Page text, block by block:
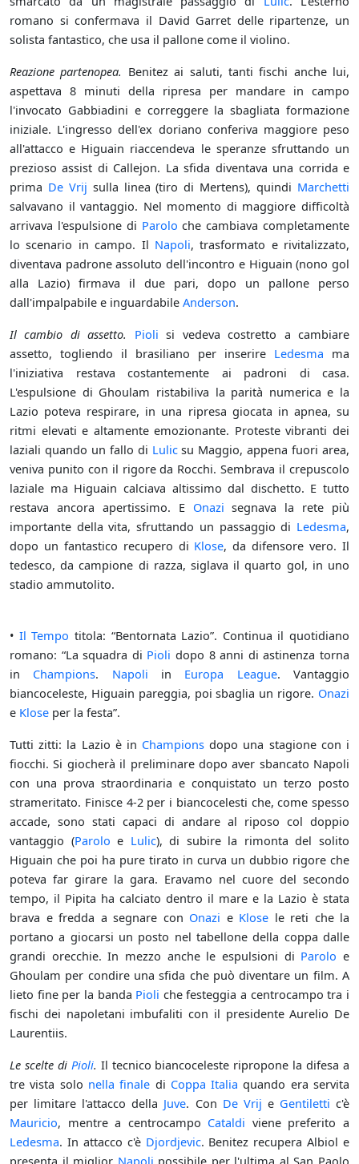
romano si confermava il David Garret delle ripartenze, un
solista fantastico, che usa il pallone come il violino.
Reazione partenopea. Benitez ai saluti, tanti fischi anche lui,
aspettava 8 minuti della ripresa per mandare in campo
l'invocato Gabbiadini e correggere la sbagliata formazione
iniziale. L'ingresso dell'ex doriano conferiva maggiore peso
all'attacco e Higuain riaccendeva le speranze sfruttando un
prezioso assist di Callejon. La sfida diventava una corrida e
prima De Vrij sulla linea (tiro di Mertens), quindi Marchetti
salvavano il vantaggio. Nel momento di maggiore difficoltà
arrivava l'espulsione di Parolo che cambiava completamente
lo scenario in campo. Il Napoli, trasformato e rivitalizzato,
diventava padrone assoluto dell'incontro e Higuain (nono gol
alla Lazio) firmava il due pari, dopo un pallone perso
dall'impalpabile e inguardabile Anderson.
Il cambio di assetto.
Pioli si vedeva costretto a cambiare
assetto, togliendo il brasiliano per inserire Ledesma ma
l'iniziativa restava costantemente ai padroni di casa.
L'espulsione di Ghoulam ristabiliva la parità numerica e la
Lazio poteva respirare, in una ripresa giocata in apnea, su
ritmi elevati e altamente emozionante. Proteste vibranti dei
laziali quando un fallo di Lulicsu Maggio, appena fuori area,
veniva punito con il rigore da Rocchi. Sembrava il crepuscolo
laziale ma Higuain calciava altissimo dal dischetto. E tutto
restava ancora apertissimo. E Onazi segnava la rete più
importante della vita, sfruttando un passaggio di Ledesma,
dopo un fantastico recupero di Klose, da difensore vero. Il
tedesco, da campione di razza, siglava il quarto gol, in uno
stadio ammutolito.
• Il Tempo titola: “Bentornata Lazio”. Continua il quotidiano
romano: “La squadra di Pioli dopo 8 anni di astinenza torna
in Champions. Napoli in Europa League. Vantaggio
biancoceleste, Higuain pareggia, poi sbaglia un rigore. Onazi
e Klose per la festa”.
Tutti zitti: la Lazio è in Champions dopo una stagione con i
fiocchi. Si giocherà il preliminare dopo aver sbancato Napoli
con una prova straordinaria e conquistato un terzo posto
strameritato. Finisce 4-2 per i biancocelesti che, come spesso
accade, sono stati capaci di andare al riposo col doppio
vantaggio (Parolo e Lulic), di subire la rimonta del solito
Higuain che poi ha pure tirato in curva un dubbio rigore che
poteva far girare la gara. Eravamo nel cuore del secondo
tempo, il Pipita ha calciato dentro il mare e la Lazio è stata
brava e fredda a segnare con Onazi e Klose le reti che la
portano a giocarsi un posto nel tabellone della coppa dalle
grandi orecchie. In mezzo anche le espulsioni di Parolo e
Ghoulam per condire una sfida che può diventare un film. A
lieto fine per la banda Pioli che festeggia a centrocampo tra i
fischi dei napoletani imbufaliti con il presidente Aurelio De
Laurentiis.
Le scelte di Pioli. Il tecnico biancoceleste ripropone la difesa a
tre vista solo nella finale di Coppa Italia quando era servita
per limitare l'attacco della Juve. Con De Vrij e Gentiletti c'è
Mauricio, mentre a centrocampo Cataldi viene preferito a
Ledesma. In attacco c'è Djordjevic. Benitez recupera Albiol e